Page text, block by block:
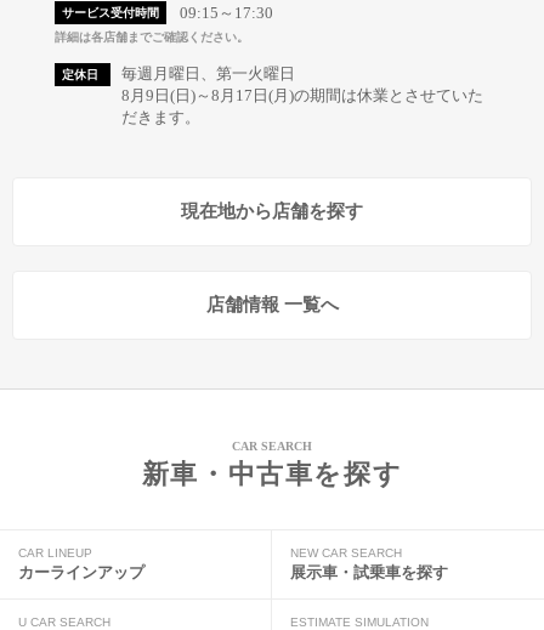
サービス受付時間 09:15～17:30
詳細は各店舗までご確認ください。
定休日
毎週月曜日、第一火曜日
8月9日(日)～8月17日(月)の期間は休業とさせていた
だきます。
現在地から店舗を探す
店舗情報 一覧へ
CAR SEARCH
新車・中古車を探す
CAR LINEUP
カーラインアップ
NEW CAR SEARCH
展示車・試乗車を探す
U CAR SEARCH ESTIMATE SIMULATION